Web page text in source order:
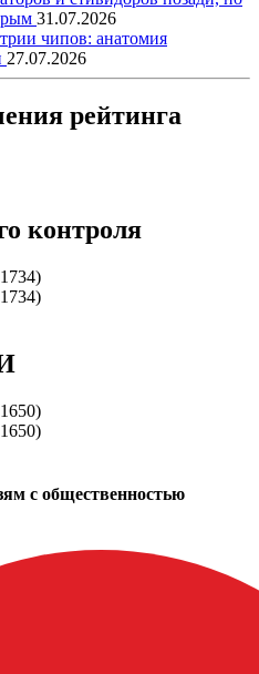
31.07.2026
чипов: анатомия
27.07.2026
рейтинга
контроля
с общественностью